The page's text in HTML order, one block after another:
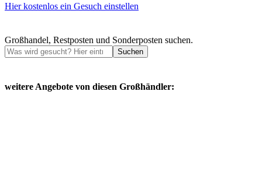
Hier kostenlos ein Gesuch einstellen
Großhandel, Restposten und Sonderposten suchen.
Suchen
weitere Angebote von diesen Großhändler: